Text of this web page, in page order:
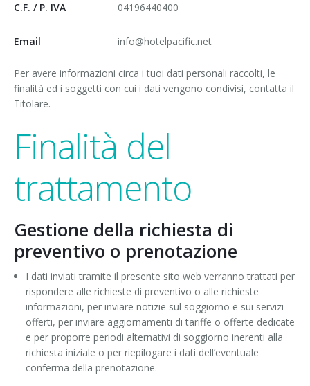
C.F. / P. IVA 04196440400
Email info@hotelpacific.net
Per avere informazioni circa i tuoi dati personali raccolti, le
finalità ed i soggetti con cui i dati vengono condivisi, contatta il
Titolare.
Finalità del
trattamento
Gestione della richiesta di
preventivo o prenotazione
I dati inviati tramite il presente sito web verranno trattati per
rispondere alle richieste di preventivo o alle richieste
informazioni, per inviare notizie sul soggiorno e sui servizi
offerti, per inviare aggiornamenti di tariffe o offerte dedicate
e per proporre periodi alternativi di soggiorno inerenti alla
richiesta iniziale o per riepilogare i dati dell’eventuale
conferma della prenotazione.